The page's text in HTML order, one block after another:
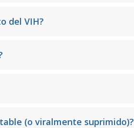
del VIH?
(o viralmente suprimido)?